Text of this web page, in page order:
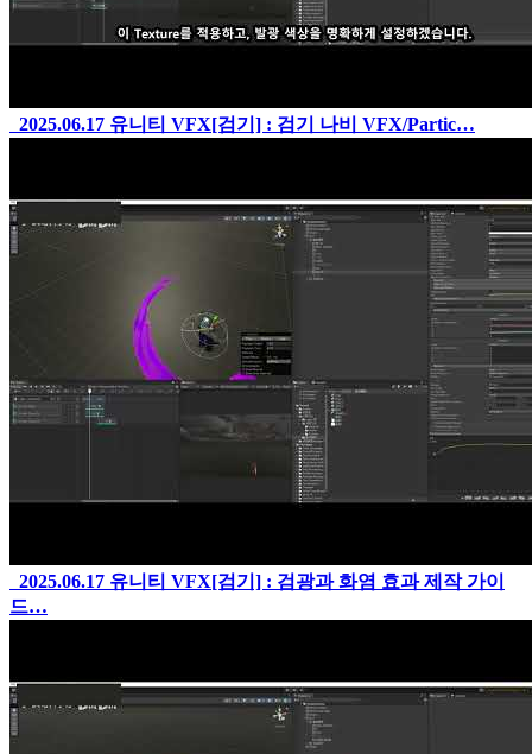
2025.06.17 유니티 VFX[검기] : 검기 나비 VFX/Partic…
2025.06.17 유니티 VFX[검기] : 검광과 화염 효과 제작 가이
드…